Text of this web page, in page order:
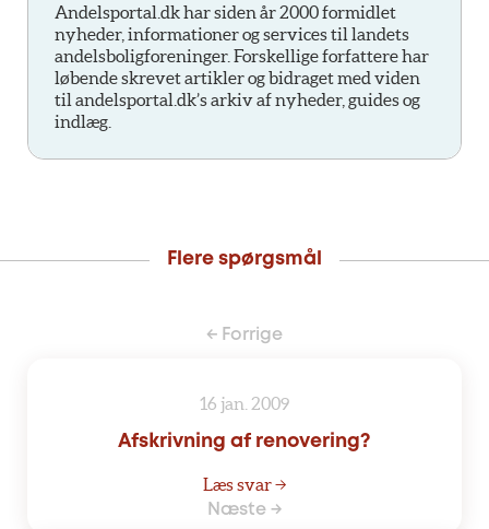
Andelsportal.dk har siden år 2000 formidlet
nyheder, informationer og services til landets
andelsboligforeninger. Forskellige forfattere har
løbende skrevet artikler og bidraget med viden
til andelsportal.dk’s arkiv af nyheder, guides og
indlæg.
Flere spørgsmål
← Forrige
16 jan. 2009
Afskrivning af renovering?
Læs svar →
Næste →